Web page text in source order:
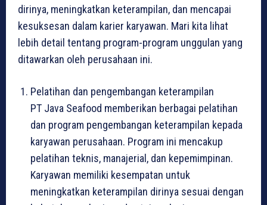
dirinya, meningkatkan keterampilan, dan mencapai
kesuksesan dalam karier karyawan. Mari kita lihat
lebih detail tentang program-program unggulan yang
ditawarkan oleh perusahaan ini.
Pelatihan dan pengembangan keterampilan
PT Java Seafood memberikan berbagai pelatihan
dan program pengembangan keterampilan kepada
karyawan perusahaan. Program ini mencakup
pelatihan teknis, manajerial, dan kepemimpinan.
Karyawan memiliki kesempatan untuk
meningkatkan keterampilan dirinya sesuai dengan